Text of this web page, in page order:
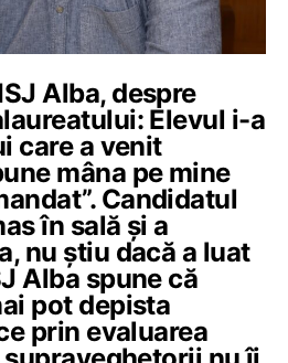
Alba, despre
Elevul i-a
care a venit
mâna pe mine
Candidatul
în sală și a
nu știu dacă a luat
Alba spune că
pot depista
prin evaluarea